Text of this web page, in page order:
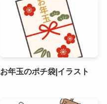
お年玉のポチ袋|イラスト